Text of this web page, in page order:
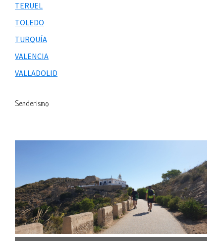
TERUEL
TOLEDO
TURQUÍA
VALENCIA
VALLADOLID
Senderismo